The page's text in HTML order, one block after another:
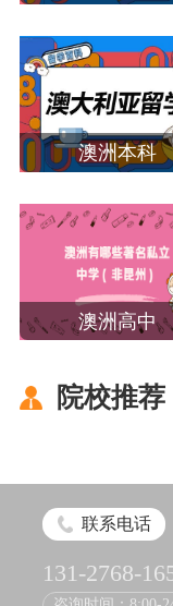
澳洲本科
澳洲高中
院校推荐
联系电话
131-2768-